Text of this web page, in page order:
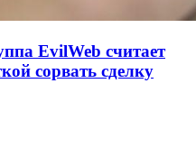
EvilWeb считает
сорвать сделку